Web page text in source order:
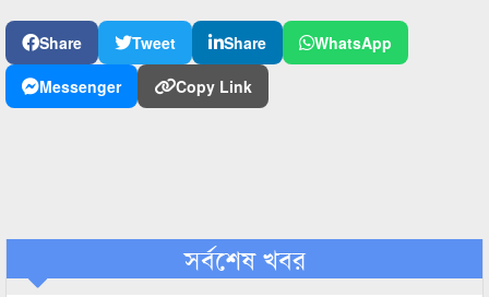
Share Tweet Share
WhatsApp
Messenger
Copy Link
সর্বশেষ খবর